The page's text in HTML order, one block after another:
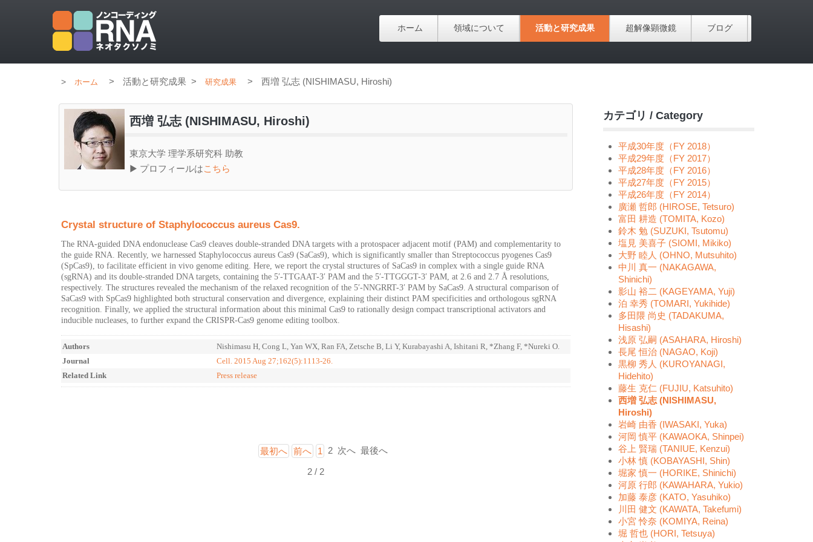
ホーム 領域について 活動と研究成果 超解像顕微鏡 ブログ
ホーム > 活動と研究成果 > 研究成果 > 西増 弘志 (NISHIMASU, Hiroshi)
西増 弘志 (NISHIMASU, Hiroshi)
東京大学 理学系研究科 助教
▶ プロフィールはこちら
Crystal structure of Staphylococcus aureus Cas9.
The RNA-guided DNA endonuclease Cas9 cleaves double-stranded DNA targets with a protospacer adjacent motif (PAM) and complementarity to
the guide RNA. Recently, we harnessed Staphylococcus aureus Cas9 (SaCas9), which is significantly smaller than Streptococcus pyogenes Cas9
(SpCas9), to facilitate efficient in vivo genome editing. Here, we report the crystal structures of SaCas9 in complex with a single guide RNA
(sgRNA) and its double-stranded DNA targets, containing the 5′-TTGAAT-3′ PAM and the 5′-TTGGGT-3′ PAM, at 2.6 and 2.7 Å resolutions,
respectively. The structures revealed the mechanism of the relaxed recognition of the 5′-NNGRRT-3′ PAM by SaCas9. A structural comparison of
SaCas9 with SpCas9 highlighted both structural conservation and divergence, explaining their distinct PAM specificities and orthologous sgRNA
recognition. Finally, we applied the structural information about this minimal Cas9 to rationally design compact transcriptional activators and
inducible nucleases, to further expand the CRISPR-Cas9 genome editing toolbox.
Authors
Nishimasu H, Cong L, Yan WX, Ran FA, Zetsche B, Li Y, Kurabayashi A, Ishitani R, *Zhang F, *Nureki O.
Journal
Cell. 2015 Aug 27;162(5):1113-26.
Related Link
Press release
最初へ 前へ 1 2 次へ 最後へ
2 / 2
カテゴリ / Category
平成30年度（FY 2018）
平成29年度（FY 2017）
平成28年度（FY 2016）
平成27年度（FY 2015）
平成26年度（FY 2014）
廣瀬 哲郎 (HIROSE, Tetsuro)
富田 耕造 (TOMITA, Kozo)
鈴木 勉 (SUZUKI, Tsutomu)
塩見 美喜子 (SIOMI, Mikiko)
大野 睦人 (OHNO, Mutsuhito)
中川 真一 (NAKAGAWA,
Shinichi)
影山 裕二 (KAGEYAMA, Yuji)
泊 幸秀 (TOMARI, Yukihide)
多田隈 尚史 (TADAKUMA,
Hisashi)
浅原 弘嗣 (ASAHARA, Hiroshi)
長尾 恒治 (NAGAO, Koji)
黒柳 秀人 (KUROYANAGI,
Hidehito)
藤生 克仁 (FUJIU, Katsuhito)
西増 弘志 (NISHIMASU,
Hiroshi)
岩崎 由香 (IWASAKI, Yuka)
河岡 慎平 (KAWAOKA, Shinpei)
谷上 賢瑞 (TANIUE, Kenzui)
小林 慎 (KOBAYASHI, Shin)
堀家 慎一 (HORIKE, Shinichi)
河原 行郎 (KAWAHARA, Yukio)
加藤 泰彦 (KATO, Yasuhiko)
川田 健文 (KAWATA, Takefumi)
小宮 怜奈 (KOMIYA, Reina)
堀 哲也 (HORI, Tetsuya)